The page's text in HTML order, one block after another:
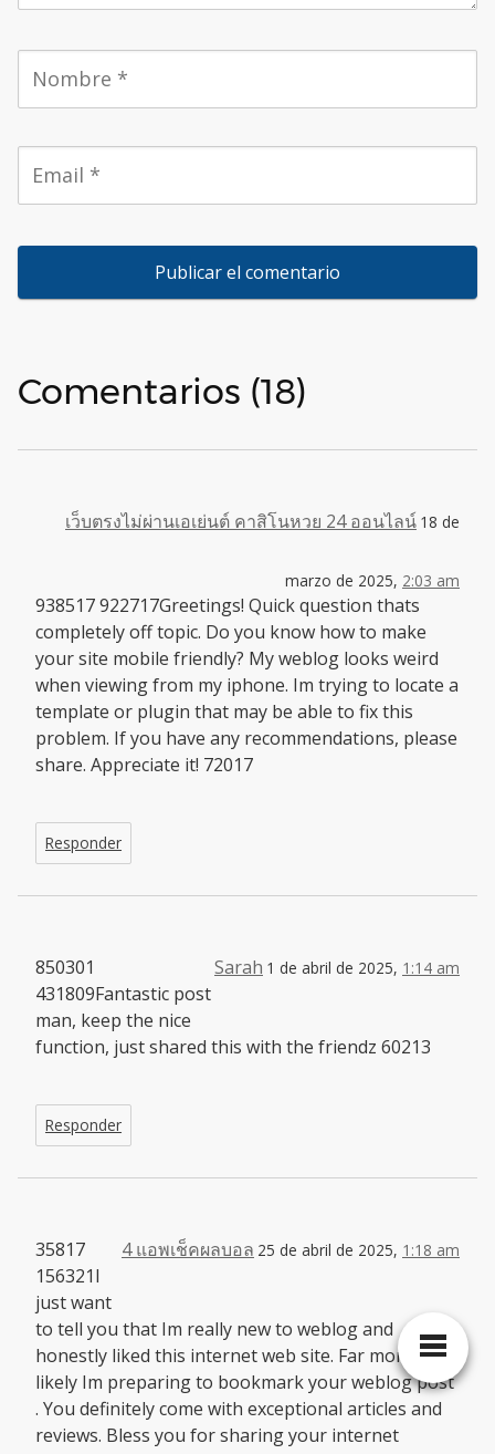
Comentarios (18)
เว็บตรงไม่ผ่านเอเย่นต์ คาสิโนหวย 24 ออนไลน์ 18 de
marzo de 2025, 2:03 am
938517 922717Greetings! Quick question thats
completely off topic. Do you know how to make
your site mobile friendly? My weblog looks weird
when viewing from my iphone. Im trying to locate a
template or plugin that may be able to fix this
problem. If you have any recommendations, please
share. Appreciate it! 72017
Responder
Sarah 1 de abril de 2025, 1:14 am
850301
431809Fantastic post
man, keep the nice
function, just shared this with the friendz 60213
Responder
4 แอพเช็คผลบอล 25 de abril de 2025, 1:18 am
35817
156321I
just want
to tell you that Im really new to weblog and
honestly liked this internet web site. Far more than
likely Im preparing to bookmark your weblog post
. You definitely come with exceptional articles and
reviews. Bless you for sharing your internet